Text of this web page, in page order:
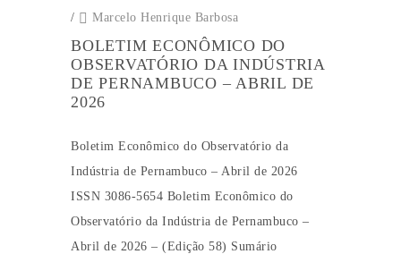
/
Marcelo Henrique Barbosa
BOLETIM ECONÔMICO DO
OBSERVATÓRIO DA INDÚSTRIA
DE PERNAMBUCO – ABRIL DE
2026
Boletim Econômico do Observatório da
Indústria de Pernambuco – Abril de 2026
ISSN 3086-5654 Boletim Econômico do
Observatório da Indústria de Pernambuco –
Abril de 2026 – (Edição 58) Sumário